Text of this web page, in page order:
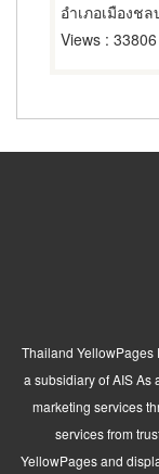
อำเภอเมืองชล
Views :
Thailand YellowPages
a subsidiary of AIS As
marketing services
services from
YellowPages and